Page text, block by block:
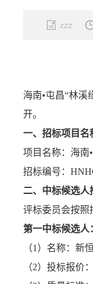
zzz
海南•屯昌“林溪
开。
一、招标项目名
项目名称： 海南
招标编号：
二、中标候选人
评标委员会按照
第一中标候选人
（1）名称：新
（2）投标报价